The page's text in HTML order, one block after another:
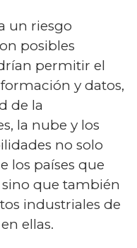
un riesgo
posibles
permitir el
y datos,
de la
la nube y los
no solo
los países que
que también
industriales de
ellas.